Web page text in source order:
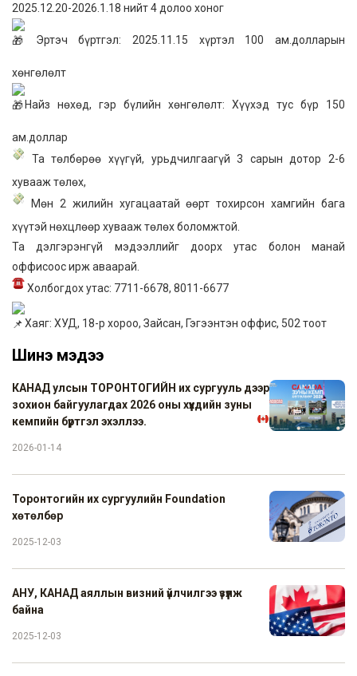
2025.12.20-2026.1.18 нийт 4 долоо хоног
Эртэч бүртгэл: 2025.11.15 хүртэл 100 ам.долларын
хөнгөлөлт
Найз нөхөд, гэр бүлийн хөнгөлөлт: Хүүхэд тус бүр 150
ам.доллар
Та төлбөрөө хүүгүй, урьдчилгаагүй 3 сарын дотор 2-6
хувааж төлөх,
Мөн 2 жилийн хугацаатай өөрт тохирсон хамгийн бага
хүүтэй нөхцлөөр хувааж төлөх боломжтой.
Та дэлгэрэнгүй мэдээллийг доорх утас болон манай
оффисоос ирж аваарай.
Холбогдох утас: 7711-6678, 8011-6677
Хаяг: ХУД, 18-р хороо, Зайсан, Гэгээнтэн оффис, 502 тоот
Шинэ мэдээ
КАНАД улсын ТОРОНТОГИЙН их сургууль дээр
зохион байгуулагдах 2026 оны хүүхдийн зуны
кемпийн бүртгэл эхэллээ.
2026-01-14
Торонтогийн их сургуулийн Foundation
хөтөлбөр
2025-12-03
АНУ, КАНАД аяллын визний үйлчилгээ үзүүлж
байна
2025-12-03